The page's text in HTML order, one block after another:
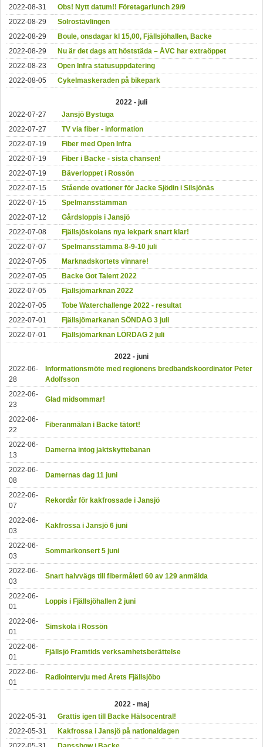
2022-08-31
Obs! Nytt datum!! Företagarlunch 29/9
2022-08-29
Solrostävlingen
2022-08-29
Boule, onsdagar kl 15,00, Fjällsjöhallen, Backe
2022-08-29
Nu är det dags att höst­städa – ÅVC har extraöppet
2022-08-23
Open Infra statusuppdatering
2022-08-05
Cykelmaskeraden på bikepark
2022 - juli
2022-07-27
Jansjö Bystuga
2022-07-27
TV via fiber - information
2022-07-19
Fiber med Open Infra
2022-07-19
Fiber i Backe - sista chansen!
2022-07-19
Bäverloppet i Rossön
2022-07-15
Stående ovationer för Jacke Sjödin i Silsjönäs
2022-07-15
Spelmansstämman
2022-07-12
Gårdsloppis i Jansjö
2022-07-08
Fjällsjöskolans nya lekpark snart klar!
2022-07-07
Spelmansstämma 8-9-10 juli
2022-07-05
Marknadskortets vinnare!
2022-07-05
Backe Got Talent 2022
2022-07-05
Fjällsjömarknan 2022
2022-07-05
Tobe Waterchallenge 2022 - resultat
2022-07-01
Fjällsjömarkanan SÖNDAG 3 juli
2022-07-01
Fjällsjömarknan LÖRDAG 2 juli
2022 - juni
2022-06-
28
Informationsmöte med regionens bredbandskoordinator Peter
Adolfsson
2022-06-
23
Glad midsommar!
2022-06-
22
Fiberanmälan i Backe tätort!
2022-06-
13
Damerna intog jaktskyttebanan
2022-06-
08
Damernas dag 11 juni
2022-06-
07
Rekordår för kakfrossade i Jansjö
2022-06-
03
Kakfrossa i Jansjö 6 juni
2022-06-
03
Sommarkonsert 5 juni
2022-06-
03
Snart halvvägs till fibermålet! 60 av 129 anmälda
2022-06-
01
Loppis i Fjällsjöhallen 2 juni
2022-06-
01
Simskola i Rossön
2022-06-
01
Fjällsjö Framtids verksamhetsberättelse
2022-06-
01
Radiointervju med Årets Fjällsjöbo
2022 - maj
2022-05-31
Grattis igen till Backe Hälsocentral!
2022-05-31
Kakfrossa i Jansjö på nationaldagen